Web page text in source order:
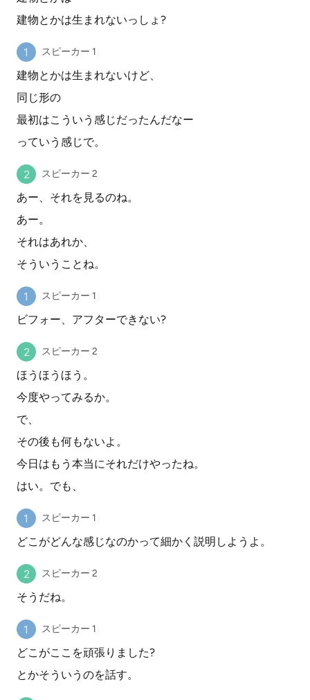
建物とかは生まれないっしょ?
スピーカー 1
建物とかは生まれないけど、
同じ形の
最初はこういう感じだったんだなー
っていう感じで。
スピーカー 2
あー、それを見るのね。
あー。
それはあれか、
そういうことね。
スピーカー 1
ビフォー、アフターできない?
スピーカー 2
ほうほうほう。
今度やってみるか。
で、
その後も何もないよ。
今日はもう本当にそれだけやったね。
はい。でも、
スピーカー 1
どこがどんな感じなのかって細かく説明しようよ。
スピーカー 2
そうだね。
スピーカー 1
どこがここを頑張りました?
とかそういうのを話す。